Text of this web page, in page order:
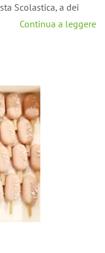
Scolastica, a dei
Continua a leggere